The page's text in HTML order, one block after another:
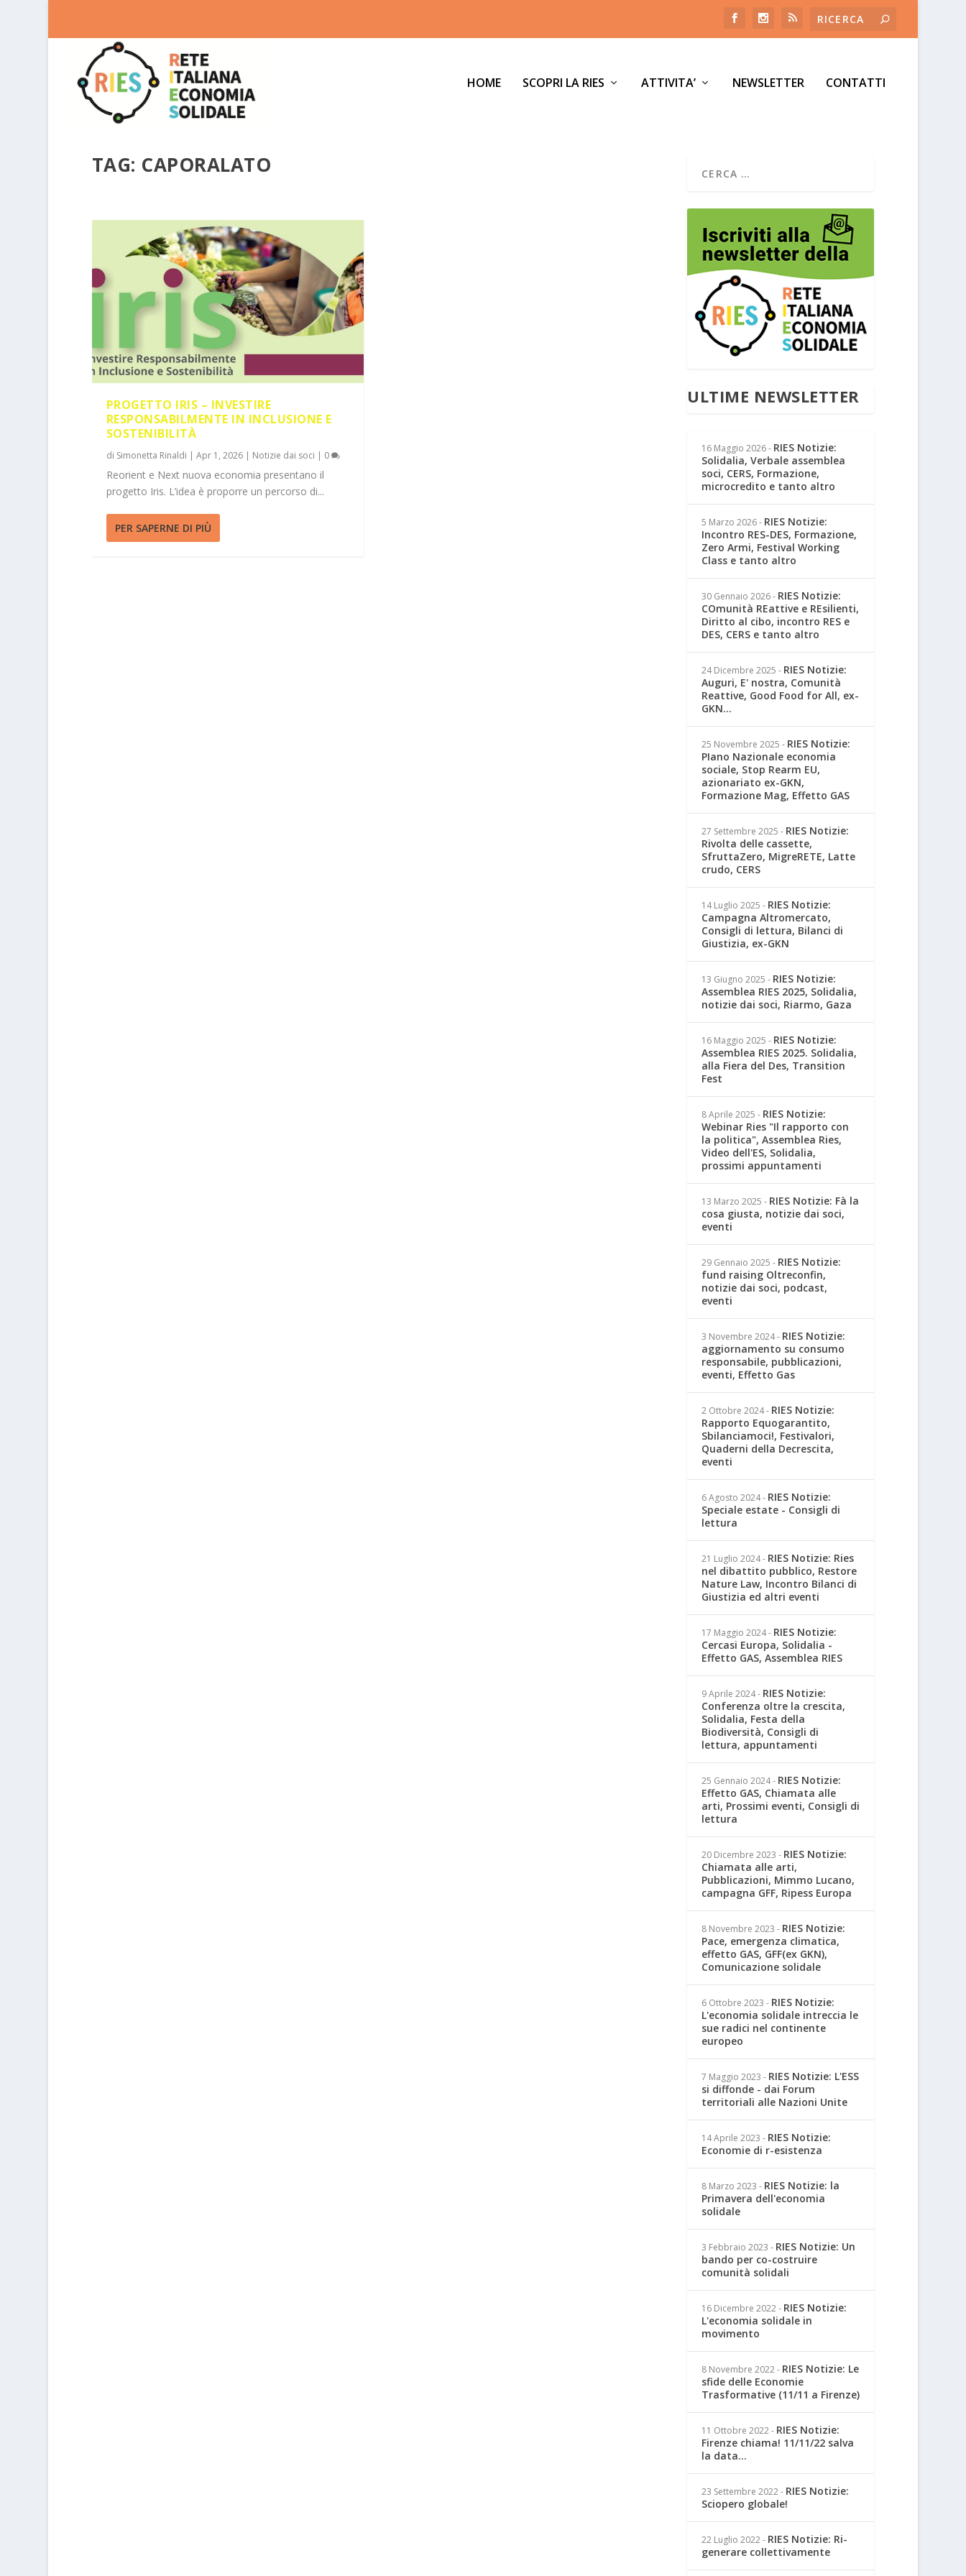
HOME SCOPRI LA RIES ATTIVITA’ NEWSLETTER CONTATTI
TAG: CAPORALATO
PROGETTO IRIS – INVESTIRE
RESPONSABILMENTE IN INCLUSIONE E
SOSTENIBILITÀ
di Simonetta Rinaldi | Apr 1, 2026| Notizie dai soci | 0
Reorient e Next nuova economia presentano il
progetto Iris. L’idea è proporre un percorso di...
PER SAPERNE DI PIÙ
ULTIME NEWSLETTER
16 Maggio 2026- RIES Notizie:
Solidalia, Verbale assemblea
soci, CERS, Formazione,
microcredito e tanto altro
5 Marzo 2026- RIES Notizie:
Incontro RES-DES, Formazione,
Zero Armi, Festival Working
Class e tanto altro
30 Gennaio 2026- RIES Notizie:
COmunità REattive e REsilienti,
Diritto al cibo, incontro RES e
DES, CERS e tanto altro
24 Dicembre 2025 - RIES Notizie:
Auguri, E' nostra, Comunità
Reattive, Good Food for All, ex-
GKN...
25 Novembre 2025 - RIES Notizie:
PIano Nazionale economia
sociale, Stop Rearm EU,
azionariato ex-GKN,
Formazione Mag, Effetto GAS
27 Settembre 2025 - RIES Notizie:
Rivolta delle cassette,
SfruttaZero, MigreRETE, Latte
crudo, CERS
14 Luglio 2025 - RIES Notizie:
Campagna Altromercato,
Consigli di lettura, Bilanci di
Giustizia, ex-GKN
13 Giugno 2025 - RIES Notizie:
Assemblea RIES 2025, Solidalia,
notizie dai soci, Riarmo, Gaza
16 Maggio 2025 - RIES Notizie:
Assemblea RIES 2025. Solidalia,
alla Fiera del Des, Transition
Fest
8 Aprile 2025 - RIES Notizie:
Webinar Ries "Il rapporto con
la politica", Assemblea Ries,
Video dell'ES, Solidalia,
prossimi appuntamenti
13 Marzo 2025 - RIES Notizie: Fà la
cosa giusta, notizie dai soci,
eventi
29 Gennaio 2025 - RIES Notizie:
fund raising Oltreconfin,
notizie dai soci, podcast,
eventi
3 Novembre 2024- RIES Notizie:
aggiornamento su consumo
responsabile, pubblicazioni,
eventi, Effetto Gas
2 Ottobre 2024- RIES Notizie:
Rapporto Equogarantito,
Sbilanciamoci!, Festivalori,
Quaderni della Decrescita,
eventi
6 Agosto 2024- RIES Notizie:
Speciale estate - Consigli di
lettura
21 Luglio 2024- RIES Notizie: Ries
nel dibattito pubblico, Restore
Nature Law, Incontro Bilanci di
Giustizia ed altri eventi
17 Maggio 2024- RIES Notizie:
Cercasi Europa, Solidalia -
Effetto GAS, Assemblea RIES
9 Aprile 2024- RIES Notizie:
Conferenza oltre la crescita,
Solidalia, Festa della
Biodiversità, Consigli di
lettura, appuntamenti
25 Gennaio 2024- RIES Notizie:
Effetto GAS, Chiamata alle
arti, Prossimi eventi, Consigli di
lettura
20 Dicembre 2023 - RIES Notizie:
Chiamata alle arti,
Pubblicazioni, Mimmo Lucano,
campagna GFF, Ripess Europa
8 Novembre 2023 - RIES Notizie:
Pace, emergenza climatica,
effetto GAS, GFF(ex GKN),
Comunicazione solidale
6 Ottobre 2023 - RIES Notizie:
L'economia solidale intreccia le
sue radici nel continente
europeo
7 Maggio 2023 - RIES Notizie: L'ESS
si diffonde - dai Forum
territoriali alle Nazioni Unite
14 Aprile 2023 - RIES Notizie:
Economie di r-esistenza
8 Marzo 2023 - RIES Notizie: la
Primavera dell'economia
solidale
3 Febbraio 2023 - RIES Notizie: Un
bando per co-costruire
comunità solidali
16 Dicembre 2022- RIES Notizie:
L'economia solidale in
movimento
8 Novembre 2022- RIES Notizie: Le
sfide delle Economie
Trasformative (11/11 a Firenze)
11 Ottobre 2022- RIES Notizie:
Firenze chiama! 11/11/22 salva
la data...
23 Settembre 2022- RIES Notizie:
Sciopero globale!
22 Luglio 2022- RIES Notizie: Ri-
generare collettivamente